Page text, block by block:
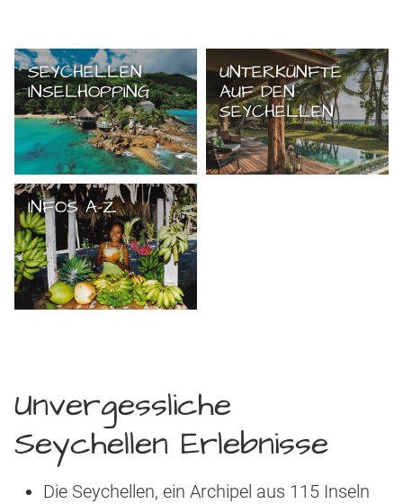
SEYCHELLEN
INSELHOPPING
UNTERKÜNFTE
AUF DEN
SEYCHELLEN
INFOS A-Z
Unvergessliche
Seychellen Erlebnisse
Die Seychellen, ein Archipel aus 115 Inseln